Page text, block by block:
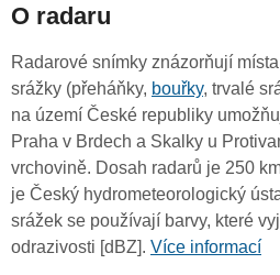
O radaru
Radarové snímky znázorňují
srážky (přeháňky, bouřky, trvalé
na území České republiky
Praha v Brdech a Skalky u
vrchovině. Dosah radarů je 250
je Český hydrometeorologický
srážek se používají barvy, které
odrazivosti [dBZ]. Více informací